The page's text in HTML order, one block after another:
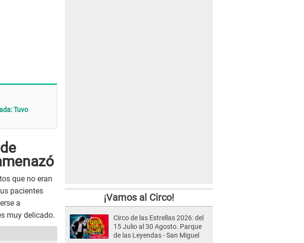
Tuvo
que no eran
pacientes
a
muy delicado.
¡Vamos al Circo!
Circo de las Estrellas 2026: del
15 Julio al 30 Agosto. Parque
de las Leyendas - San Miguel